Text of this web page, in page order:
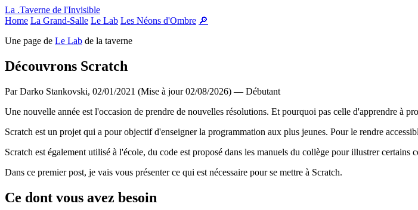
Panneau de gestion des cookies
La .Taverne de l'Invisible
Home La Grand-Salle Le Lab Les Néons d'Ombre 🔎
Une page de Le Lab de la taverne
Découvrons Scratch
Par Darko Stankovski, 02/01/2021 (Mise à jour 02/08/2026) — Débutant
Une nouvelle année est l'occasion de prendre de nouvelles résolutions. Et pourquoi pas celle d'apprendre à
Scratch est un projet qui a pour objectif d'enseigner la programmation aux plus jeunes. Pour le rendre
Scratch est également utilisé à l'école, du code est proposé dans les manuels du collège pour illustrer
Dans ce premier post, je vais vous présenter ce qui est nécessaire pour se mettre à Scratch.
Ce dont vous avez besoin